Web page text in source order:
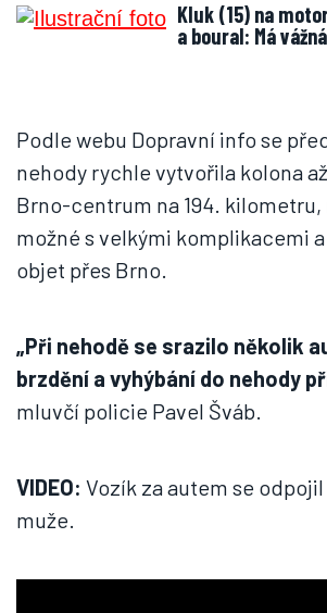
Kluk (15) na
a boural: Má
Podle webu Dopravní info se
nehody rychle vytvořila kolona
Brno-centrum na 194. kilometru,
možné s velkými komplikacemi
objet přes Brno.
„Při nehodě se srazilo několik
brzdění a vyhýbání do nehody
mluvčí policie Pavel Šváb.
VIDEO: Vozík za autem se
muže.